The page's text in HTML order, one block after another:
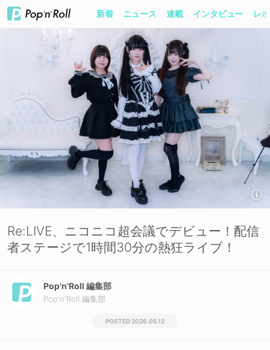
新着 ニュース 連載 インタビュー レ
Re:LIVE、ニコニコ超会議でデビュー！配信
者ステージで1時間30分の熱狂ライブ！
Pop'n'Roll 編集部
Pop'n'Roll 編集部
2026.05.12